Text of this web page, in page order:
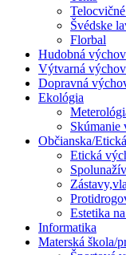
Švédske
Florbal
Hudobná
Výtvarná
Dopravná
Ekológia
Skúmanie
Občianska/
Etická
Estetika
Informatika
Materská škola/